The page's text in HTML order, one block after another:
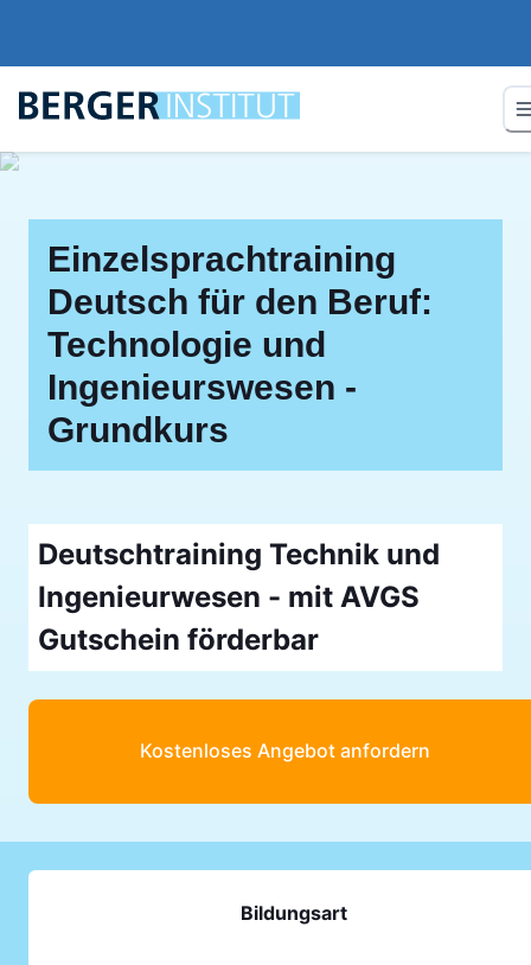
Einzelsprachtraining
Deutsch für den Beruf:
Technologie und
Ingenieurswesen -
Grundkurs
Deutschtraining Technik und
Ingenieurwesen - mit AVGS
Gutschein förderbar
Kostenloses Angebot anfordern
Bildungsart